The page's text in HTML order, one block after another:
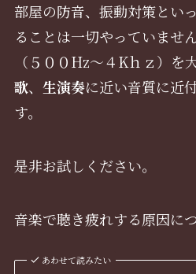
部屋の防音、振動対策とい
ることは一切やっていませ
（５００Hz～４Kｈｚ）を
歌、 生演奏に近い音質に近
す。
是非お試しください。
音楽で聴き疲れする原因に
あわせて読みたい